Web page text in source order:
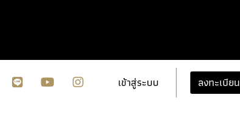
เข้าสู่ระบบ ลงทะเบียน